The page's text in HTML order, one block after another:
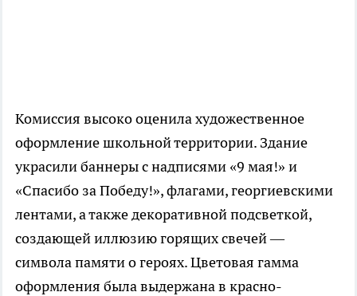
Комиссия высоко оценила художественное
оформление школьной территории. Здание
украсили баннеры с надписями «9 мая!» и
«Спасибо за Победу!», флагами, георгиевскими
лентами, а также декоративной подсветкой,
создающей иллюзию горящих свечей —
символа памяти о героях. Цветовая гамма
оформления была выдержана в красно-